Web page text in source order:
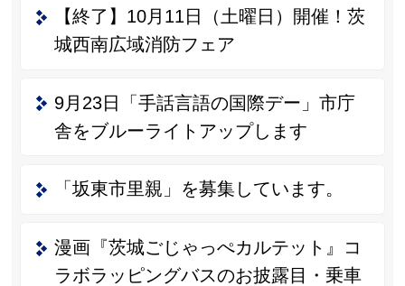
【終了】10月11日（土曜日）開催！茨
城西南広域消防フェア
9月23日「手話言語の国際デー」市庁
舎をブルーライトアップします
「坂東市里親」を募集しています。
漫画『茨城ごじゃっぺカルテット』コ
ラボラッピングバスのお披露目・乗車